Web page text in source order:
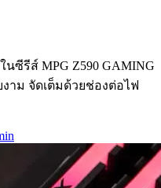
ซีรีส์ MPG Z590 GAMING
าม จัดเต็มด้วยช่องต่อไฟ